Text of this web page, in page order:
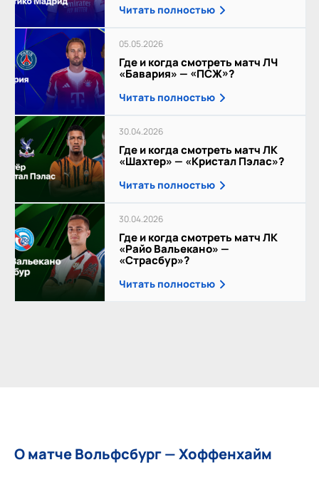
Читать полностью
05.05.2026
Где и когда смотреть матч ЛЧ
«Бавария» — «ПСЖ»?
Читать полностью
30.04.2026
Где и когда смотреть матч ЛК
«Шахтер» — «Кристал Пэлас»?
Читать полностью
30.04.2026
Где и когда смотреть матч ЛК
«Райо Вальекано» —
«Страсбур»?
Читать полностью
О матче Вольфсбург — Хоффенхайм